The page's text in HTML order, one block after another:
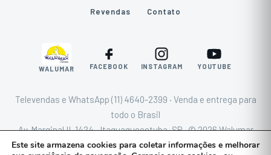
Revendas
Contato
WALUMAR FACEBOOK INSTAGRAM YOUTUBE
Televendas e WhatsApp (11) 4640-2399 · Venda e entrega para
todo o Brasil
Av. Marginal II, 1424 · Itaquaquecetuba–SP · © 2026 Walumar
Capotas
Este site armazena cookies para coletar informações e melhorar